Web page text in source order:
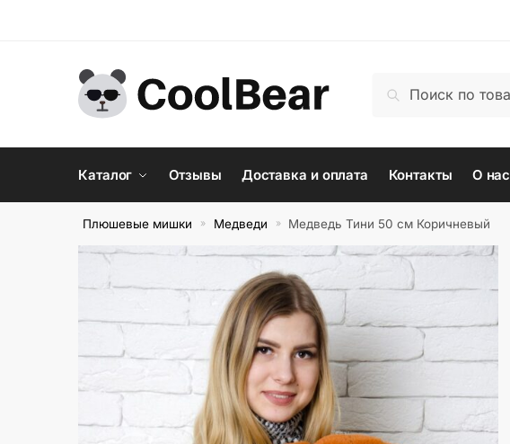
Поиск
Каталог Отзывы Доставка и оплата Контакты О нас
Плюшевые мишки » Медведи » Медведь Тини 50 см Коричневый